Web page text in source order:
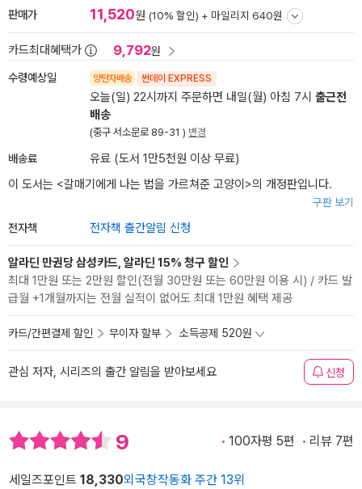
판매가 11,520원 (10% 할인) + 마일리지 640원
카드최대혜택가 9,792원
수령예상일 양탄자배송 썬데이 EXPRESS
오늘(일) 22시까지 주문하면 내일(월) 아침 7시 출근전
배송
(중구 서소문로 89-31 ) 변경
배송료
유료 (도서 1만5천원 이상 무료)
이 도서는 <갈매기에게 나는 법을 가르쳐준 고양이 >의 개정판입니다.
구판 보기
전자책 전자책 출간알림 신청
알라딘 만권당 삼성카드, 알라딘 15% 청구 할인
최대 1만원 또는 2만원 할인(전월 30만원 또는 60만원 이용 시) / 카드 발
급월 +1개월까지는 전월 실적이 없어도 최대 1만원 혜택 제공
카드/간편결제 할인 무이자 할부 소득공제 520원
관심 저자, 시리즈의 출간 알림을 받아보세요 신청
9 100자평 5편 리뷰 7편
세일즈포인트 18,330외국창작동화 주간 13위